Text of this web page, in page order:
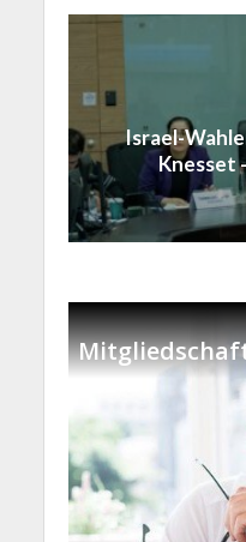
Israel-
Knesset